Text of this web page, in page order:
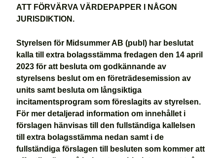
ATT FÖRVÄRVA VÄRDEPAPPER I NÅGON
JURISDIKTION.
Styrelsen för Midsummer AB (publ) har beslutat
kalla till extra bolagsstämma fredagen den 14 april
2023 för att besluta om godkännande av
styrelsens beslut om en företrädesemission av
units samt besluta om långsiktiga
incitamentsprogram som föreslagits av styrelsen.
För mer detaljerad information om innehållet i
förslagen hänvisas till den fullständiga kallelsen
till extra bolagsstämma nedan samt i de
fullständiga förslagen till besluten som kommer att